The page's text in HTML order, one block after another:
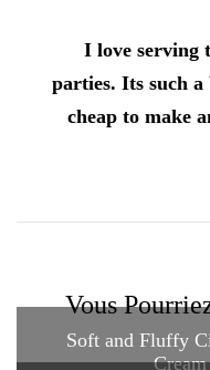
I love serving
parties. Its such a
cheap to make
Vous
Soft and Fluffy